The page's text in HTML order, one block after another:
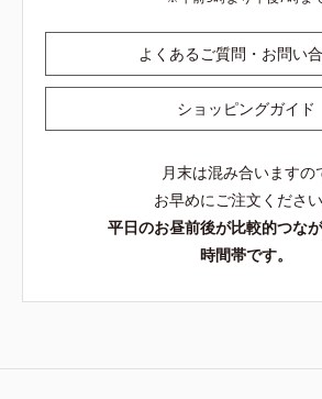
よくあるご質問・お問い
ショッピングガイド
月末は混み合いますの
お早めにご注文ください
平日のお昼前後が比較的つな
時間帯です。